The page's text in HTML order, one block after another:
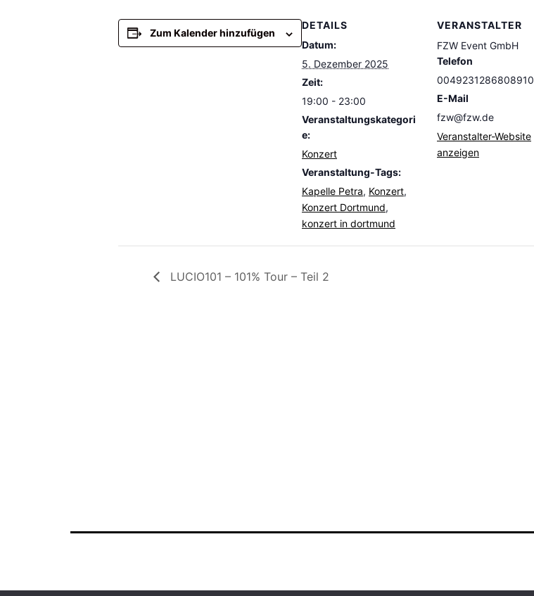
Zum Kalender hinzufügen
DETAILS
Datum:
5. Dezember 2025
Zeit:
19:00 - 23:00
Veranstaltungskategori
e:
Konzert
Veranstaltung-Tags:
Kapelle Petra, Konzert,
Konzert Dortmund,
konzert in dortmund
VERANSTALTER
FZW Event GmbH
Telefon
0049231286808910
E-Mail
fzw@fzw.de
Veranstalter-Website
anzeigen
LUCIO101 – 101% Tour – Teil 2